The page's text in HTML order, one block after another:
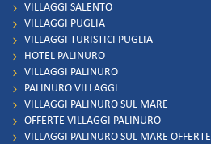
VILLAGGI SALENTO
VILLAGGI PUGLIA
VILLAGGI TURISTICI PUGLIA
HOTEL PALINURO
VILLAGGI PALINURO
PALINURO VILLAGGI
VILLAGGI PALINURO SUL MARE
OFFERTE VILLAGGI PALINURO
VILLAGGI PALINURO SUL MARE OFFERTE